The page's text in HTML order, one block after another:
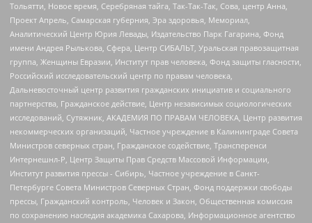
Тольятти, Новое время, Серебряная тайга, Так-Так-Так, Сова, центр Анна,
Проект Апрель, Самарская губерния, Эра здоровья, Мемориал,
Аналитический Центр Юрия Левады, Издательство Парк Гагарина, Фонд
имени Андрея Рылькова, Сфера, Центр СИБАЛЬТ, Уральская правозащитная
группа, Женщины Евразии, Институт прав человека, Фонд защиты гласности,
Российский исследовательский центр по правам человека,
Дальневосточный центр развития гражданских инициатив и социального
партнерства, Гражданское действие, Центр независимых социологических
исследований, Сутяжник, АКАДЕМИЯ ПО ПРАВАМ ЧЕЛОВЕКА, Центр развития
некоммерческих организаций, Частное учреждение в Калининграде Совета
Министров северных стран, Гражданское содействие, Трансперенси
Интернешнл-Р, Центр Защиты Прав Средств Массовой Информации,
Институт развития прессы - Сибирь, Частное учреждение в Санкт-
Петербурге Совета Министров Северных Стран, Фонд поддержки свободы
прессы, Гражданский контроль, Человек и Закон, Общественная комиссия
по сохранению наследия академика Сахарова, Информационное агентство